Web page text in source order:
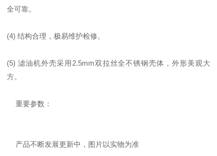
全可靠。
(4) 结构合理，极易维护检修。
(5) 滤油机外壳采用2.5mm双拉丝全不锈钢壳体，外形美观大
方。
重要参数：
产品不断发展更新中，图片以实物为准